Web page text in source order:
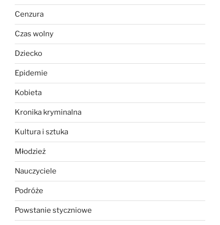
Cenzura
Czas wolny
Dziecko
Epidemie
Kobieta
Kronika kryminalna
Kultura i sztuka
Młodzież
Nauczyciele
Podróże
Powstanie styczniowe